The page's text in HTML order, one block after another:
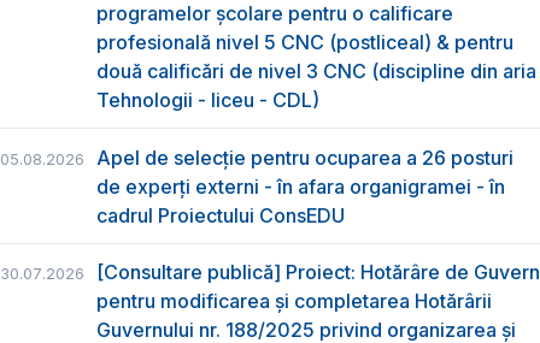
programelor școlare pentru o calificare
profesională nivel 5 CNC (postliceal) & pentru
două calificări de nivel 3 CNC (discipline din aria
Tehnologii - liceu - CDL)
05.08.2026
Apel de selecție pentru ocuparea a 26 posturi
de experți externi - în afara organigramei - în
cadrul Proiectului ConsEDU
30.07.2026
[Consultare publică] Proiect: Hotărâre de Guvern
pentru modificarea și completarea Hotărârii
Guvernului nr. 188/2025 privind organizarea şi